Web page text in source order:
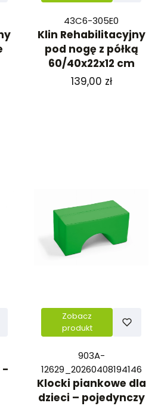
43C6-305E0
Klin Rehabilitacyjny
pod nogę z półką
60/40x22x12 cm
Cena
139,00 zł
-
Zobacz
produkt
903A-
12629_20260408194146
Klocki piankowe dla
dzieci – pojedynczy